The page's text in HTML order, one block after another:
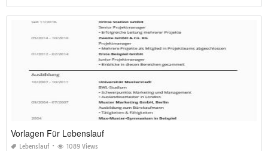
Vorlagen Für Lebenslauf
Lebenslauf 1089 Views